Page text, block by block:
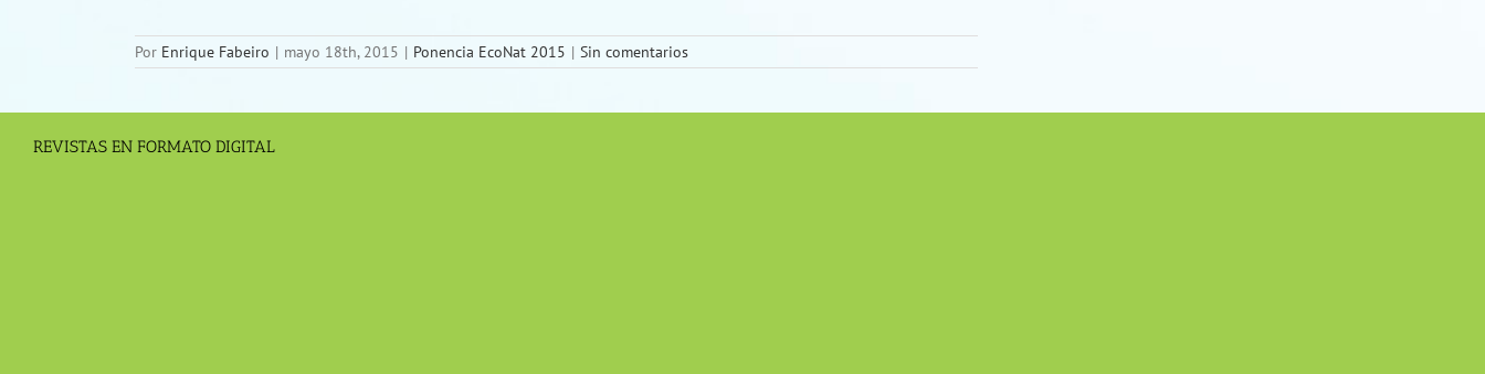
Por Enrique Fabeiro | mayo 18th, 2015 | Ponencia EcoNat 2015 | Sin comentarios
REVISTAS EN FORMATO DIGITAL